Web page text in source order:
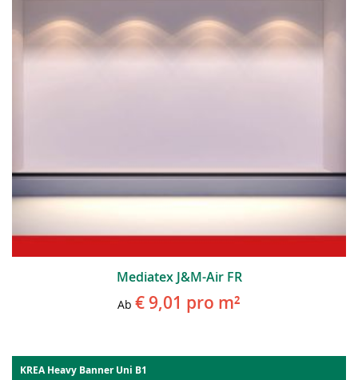
Mediatex J&M-Air FR
Ab € 9,01 pro m²
KREA Heavy Banner Uni B1